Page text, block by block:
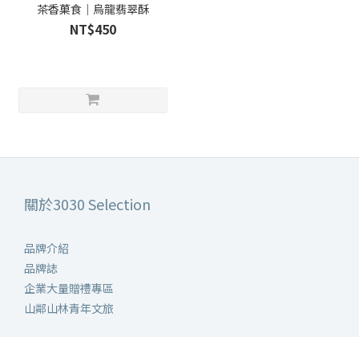
茶香菓食｜烏龍翡翠酥
NT$450
關於3030 Selection
品牌介紹
品牌誌
企業大量贈禮專區
山鄰山林青年文旅